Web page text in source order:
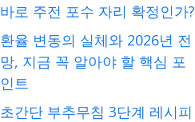
바로 주전 포수 자리 확정인가?
환율 변동의 실체와 2026년 전
망, 지금 꼭 알아야 할 핵심 포
인트
초간단 부추무침 3단계 레시피